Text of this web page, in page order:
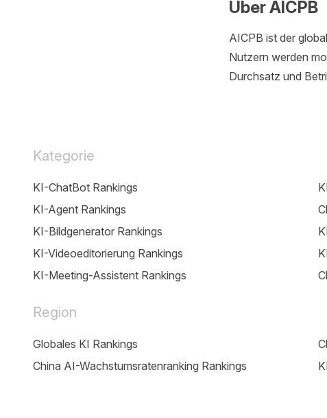
Über AICPB
AICPB ist der
Nutzern werden
Durchsatz und
Kategorie
KI-ChatBot Rankings
KI-Agent Rankings
KI-Bildgenerator Rankings
KI-Videoeditorierung Rankings
KI-Meeting-Assistent Rankings
Region
Globales KI Rankings
China AI-Wachstumsratenranking Rankings